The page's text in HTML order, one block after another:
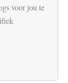
voor jou te